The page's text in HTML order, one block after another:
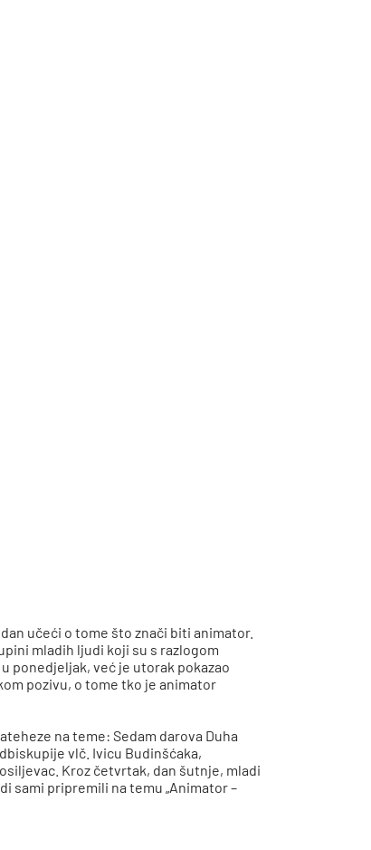
učeći o tome što znači biti animator.
mladih ljudi koji su s razlogom
ponedjeljak, već je utorak pokazao
pozivu, o tome tko je animator
na teme: Sedam darova Duha
vlč. Ivicu Budinšćaka,
Kroz četvrtak, dan šutnje, mladi
sami pripremili na temu „Animator –